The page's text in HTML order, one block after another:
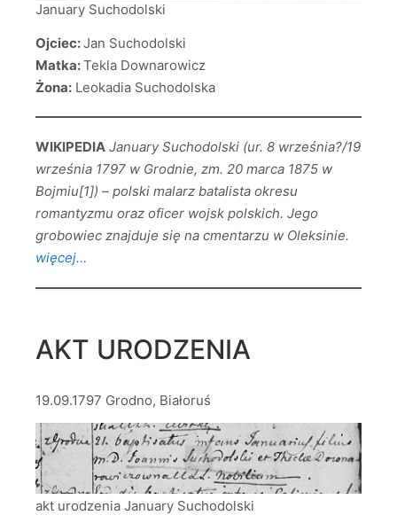
January Suchodolski
Ojciec:Jan Suchodolski
Matka:Tekla Downarowicz
Żona: Leokadia Suchodolska
WIKIPEDIA January Suchodolski (ur. 8 września?/19
września 1797 w Grodnie, zm. 20 marca 1875 w
Bojmiu[1]) – polski malarz batalista okresu
romantyzmu oraz oficer wojsk polskich. Jego
grobowiec znajduje się na cmentarzu w Oleksinie.
więcej…
AKT URODZENIA
19.09.1797 Grodno, Białoruś
akt urodzenia January Suchodolski